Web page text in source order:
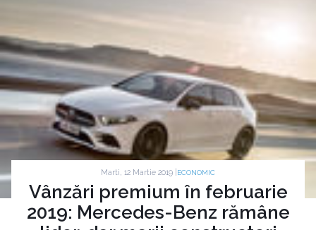
Marti, 12 Martie 2019 | ECONOMIC
Vânzări premium în februarie
2019: Mercedes-Benz rămâne